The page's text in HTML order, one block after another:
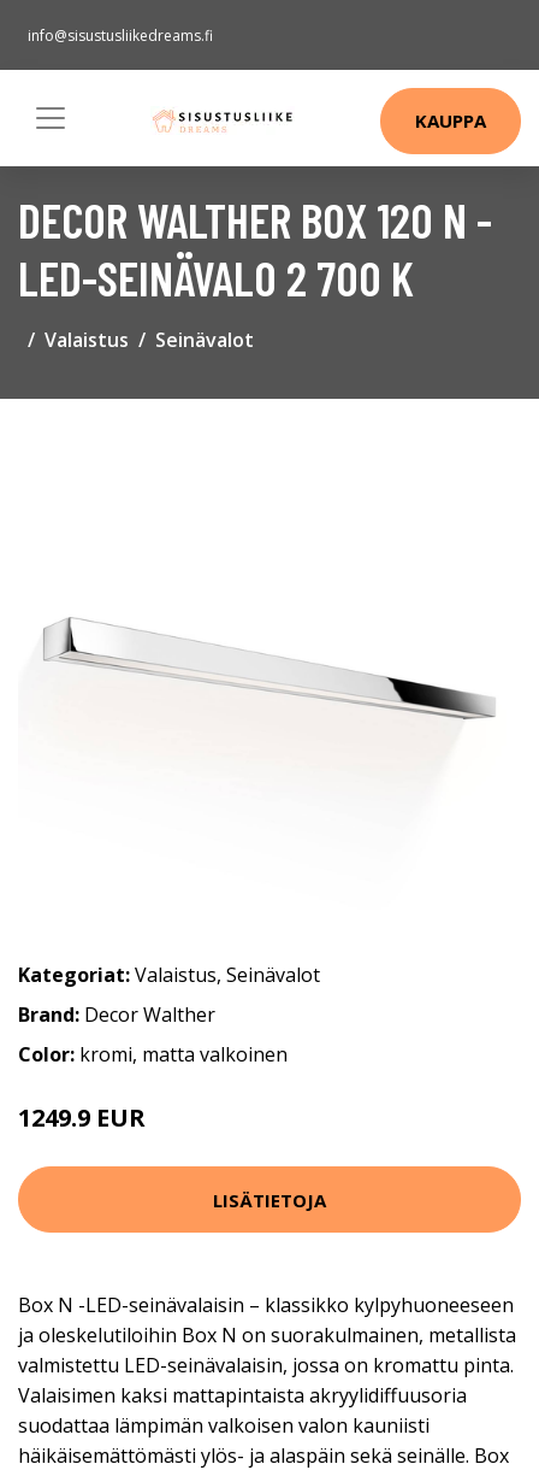
info@sisustusliikedreams.fi
KAUPPA
DECOR WALTHER BOX 120 N -
LED-SEINÄVALO 2 700 K
Valaistus Seinävalot
Kategoriat:Valaistus, Seinävalot
Brand: Decor Walther
Color: kromi, matta valkoinen
1249.9 EUR
LISÄTIETOJA
Box N -LED-seinävalaisin – klassikko kylpyhuoneeseen
ja oleskelutiloihin Box N on suorakulmainen, metallista
valmistettu LED-seinävalaisin, jossa on kromattu pinta.
Valaisimen kaksi mattapintaista akryylidiffuusoria
suodattaa lämpimän valkoisen valon kauniisti
häikäisemättömästi ylös- ja alaspäin sekä seinälle. Box